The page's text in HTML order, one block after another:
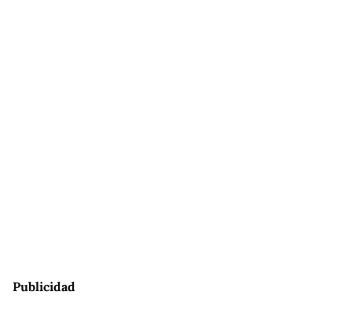
Publicidad